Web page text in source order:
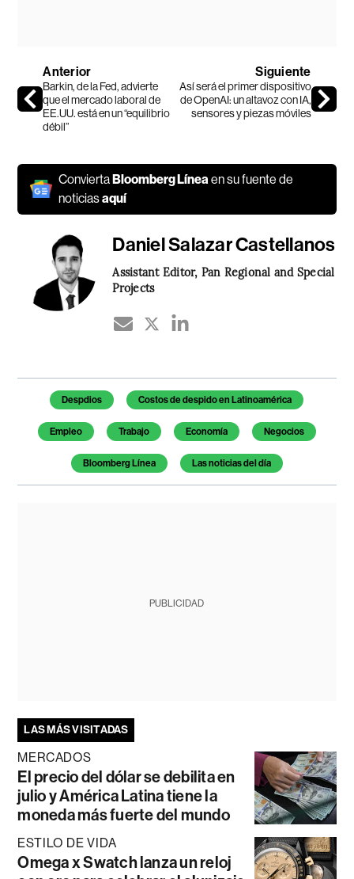
Anterior
Barkin, de la Fed, advierte
que el mercado laboral de
EE.UU. está en un “equilibrio
débil”
Siguiente
Así será el primer dispositivo
de OpenAI: un altavoz con IA,
sensores y piezas móviles
ConviertaBloomberg Línea en su fuente de
noticiasaquí
Daniel Salazar Castellanos
Assistant Editor, Pan Regional and Special
Projects
Temas de este artículo
Despdios Costos de despido en Latinoamérica
Empleo Trabajo Economía Negocios
Bloomberg Línea Las noticias del día
PUBLICIDAD
LAS MÁS VISITADAS
MERCADOS
El precio del dólar se debilita en
julio y América Latina tiene la
moneda más fuerte del mundo
ESTILO DE VIDA
Omega x Swatch lanza un reloj